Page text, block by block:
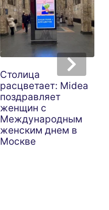
Столица
расцветает: Midea
поздравляет
женщин с
Международным
женским днем в
Москве